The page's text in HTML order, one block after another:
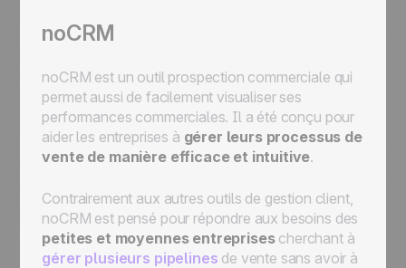
noCRM
noCRM est un outil prospection commerciale qui
permet aussi de facilement visualiser ses
performances commerciales. Il a été conçu pour
aider les entreprises à gérer leurs processus de
vente de manière efficace et intuitive.
Contrairement aux autres outils de gestion client,
noCRM est pensé pour répondre aux besoins des
petites et moyennes entreprisescherchant à
gérer plusieurs pipelines de vente sans avoir à